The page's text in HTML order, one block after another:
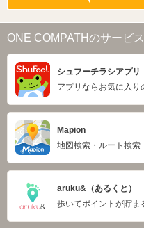
ONE COMPATHのサービス
シュフーチラシアプリ
アプリならお気に入り
Mapion
地図検索・ルート検索
aruku&（あるくと）
歩いてポイントが貯ま